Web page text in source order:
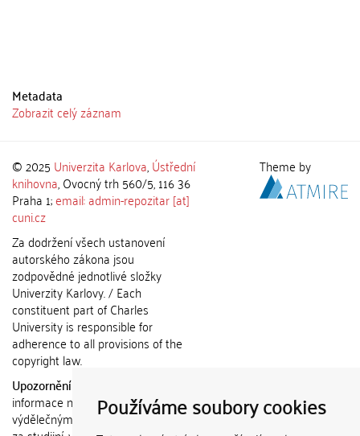
Používáme soubory cookies
Metadata
Zobrazit celý záznam
© 2025 Univerzita Karlova,Ústřední
knihovna, Ovocný trh 560/5, 116 36
Praha 1;email: admin-repozitar [at]
cuni.cz
Za dodržení všech ustanovení
autorského zákona jsou
zodpovědné jednotlivé složky
Univerzity Karlovy. / Each
constituent part of Charles
University is responsible for
adherence to all provisions of the
copyright law.
Upozornění / Notice:
informace nemohou být použity k
výdělečným účelům nebo vydávány
Theme by